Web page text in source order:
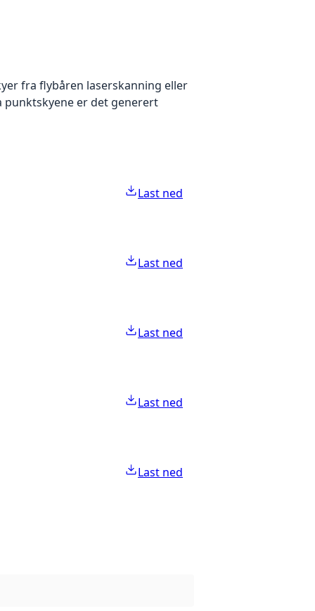
fra flybåren laserskanning eller
punktskyene er det generert
Last ned
Last ned
Last ned
Last ned
Last ned